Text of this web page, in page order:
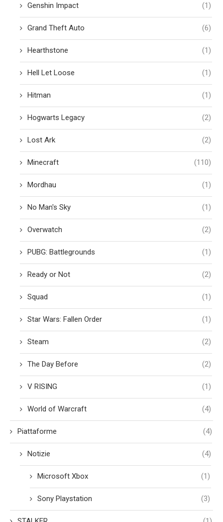
Genshin Impact (1)
Grand Theft Auto (6)
Hearthstone (1)
Hell Let Loose (1)
Hitman (1)
Hogwarts Legacy (2)
Lost Ark (2)
Minecraft (110)
Mordhau (1)
No Man's Sky (1)
Overwatch (2)
PUBG: Battlegrounds (1)
Ready or Not (2)
Squad (1)
Star Wars: Fallen Order (1)
Steam (2)
The Day Before (2)
V RISING (1)
World of Warcraft (4)
Piattaforme (4)
Notizie (4)
Microsoft Xbox (1)
Sony Playstation (3)